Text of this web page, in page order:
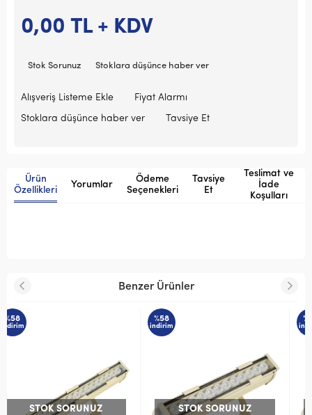
0,00 TL + KDV
Stok Sorunuz Stoklara düşünce haber ver
Alışveriş Listeme Ekle
Fiyat Alarmı
Stoklara düşünce haber ver
Tavsiye Et
Ürün
Özellikleri
Yorumlar
Ödeme
Seçenekleri
Tavsiye
Et
Teslimat ve
İade
Koşulları
Benzer Ürünler
STOK SORUNUZ STOK SORUNUZ